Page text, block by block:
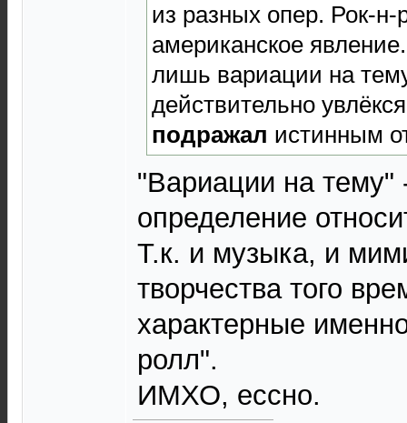
из разных опер. Рок-
американское
лишь вариации на
действительно
подражал истинным
"Вариации на тему"
определение
Т.к. и музыка, и
творчества того
характерные
ролл".
ИМХО, ессно.